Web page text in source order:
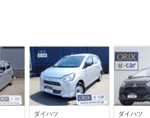
ダイハツ ダイハツ